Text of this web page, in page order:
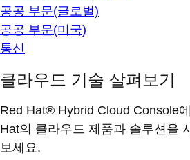
공공 부문(글로벌)
공공 부문(미국)
통신
클라우드 기술 살펴보기
Red Hat® Hybrid Cloud Console
Hat의 클라우드 제품과 솔루션을
보세요.